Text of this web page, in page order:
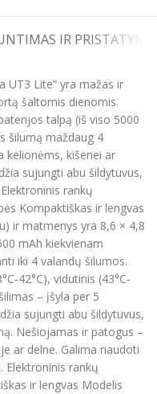
IR
UT3 Lite“ yra mažas ir
šaltomis dienomis.
talpą (iš viso 5000
šilumą maždaug 4
kelionėms, kišenei ar
sujungti abu šildytuvus,
rankų
Kompaktiškas ir lengvas
ir matmenys yra 8,6 × 4,8
mAh kiekvienam
iki 4 valandų šilumos.
42°C), vidutinis (43°C-
– įšyla per 5
sujungti abu šildytuvus,
Nešiojamas ir patogus –
ar delne. Galima naudoti
Elektroninis rankų
ir lengvas Modelis